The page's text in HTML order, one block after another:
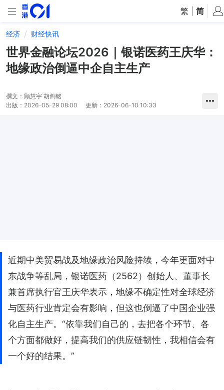
繁 简
经济 财经快讯
世界金融论坛2026｜银诺医药王庆华：
地缘政治倒逼中企自主生产
撰文： 顾慧宇 胡剑铭
出版： 2026-05-29 08:00 更新： 2026-06-10 10:33
近期中美贸易战及地缘政治风险持续，今年更面对中
东战争等乱局，银诺医药（2562）创始人、董事长
兼首席执行官王庆华表示，地缘不确定性对全球经济
与医药行业肯定会有影响，但这也倒逼了中国企业强
化自主生产。“依靠我们自己的，去把各个环节、各
个方面都做好，提高我们的供应链韧性，我相信会有
一个好的结果。”